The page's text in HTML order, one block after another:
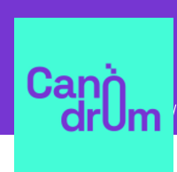
Trobades i assemblees /